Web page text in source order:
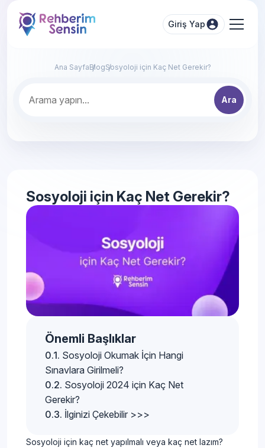
Giriş Yap
Ana SayfaBlogSosyoloji için Kaç Net Gerekir?
Ara
Sosyoloji için Kaç Net Gerekir?
Önemli Başlıklar
Sosyoloji Okumak İçin Hangi
Sınavlara Girilmeli?
Sosyoloji 2024 için Kaç Net
Gerekir?
İlginizi Çekebilir >>>
Sosyoloji için kaç net yapılmalı veya kaç net lazım?